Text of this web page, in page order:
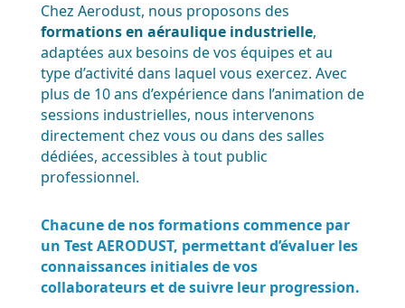
Chez Aerodust, nous proposons des
formations en aéraulique industrielle,
adaptées aux besoins de vos équipes et au
type d’activité dans laquel vous exercez. Avec
plus de 10 ans d’expérience dans l’animation de
sessions industrielles, nous intervenons
directement chez vous ou dans des salles
dédiées, accessibles à tout public
professionnel.
Chacune de nos formations commence par
un Test AERODUST, permettant d’évaluer les
connaissances initiales de vos
collaborateurs et de suivre leur progression.